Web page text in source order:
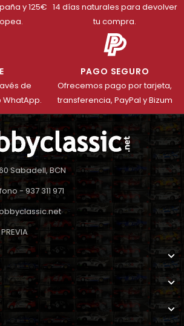
y 125€ 14 días naturales para devolver
tu compra.
de
PAGO SEGURO
Ofrecemos pago por tarjeta,
transferencia, PayPal y Bizum
Sabadell, BCN
- 937 311 971